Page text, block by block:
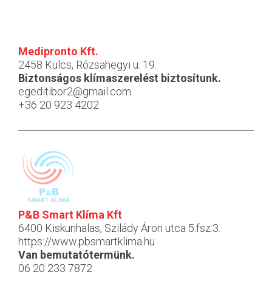
Medipronto Kft.
2458 Kulcs, Rózsahegyi u. 19.
Biztonságos klímaszerelést biztosítunk.
egeditibor2@gmail.com
+36 20 923 4202
P&B Smart Klíma Kft
6400 Kiskunhalas, Szilády Áron utca 5.fsz.3.
https://www.pbsmartklima.hu
Van bemutatótermünk.
06 20 233 7872